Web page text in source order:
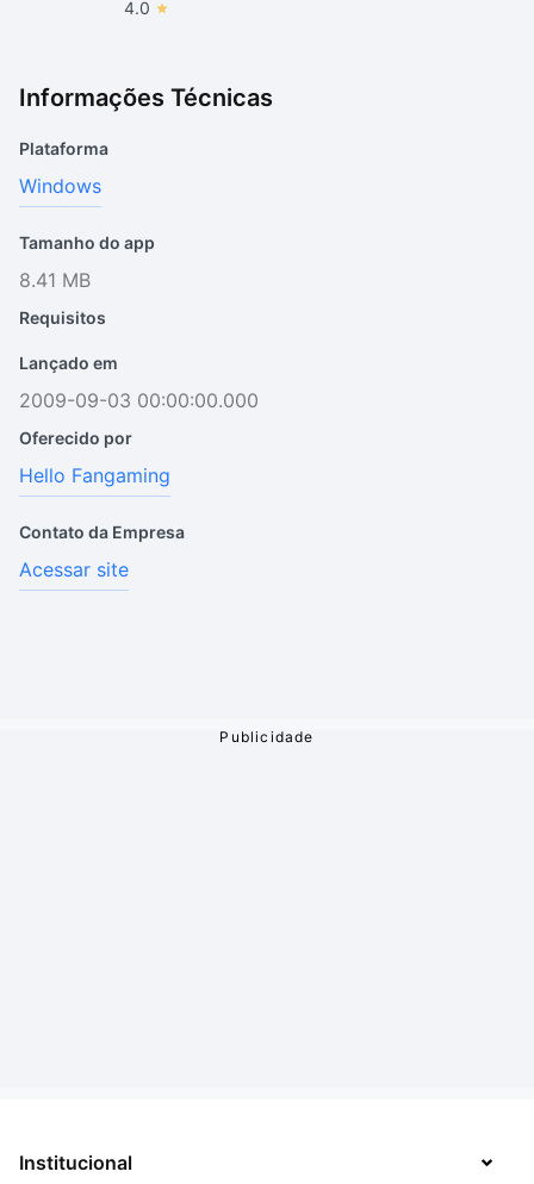
4.0
Informações Técnicas
Plataforma
Windows
Tamanho do app
8.41 MB
Requisitos
Lançado em
2009-09-03 00:00:00.000
Oferecido por
Hello Fangaming
Contato da Empresa
Acessar site
Institucional